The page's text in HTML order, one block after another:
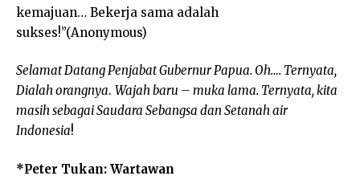
kemajuan… Bekerja sama adalah
sukses!”(Anonymous)
Selamat Datang Penjabat Gubernur Papua. Oh…. Ternyata,
Dialah orangnya. Wajah baru – muka lama. Ternyata, kita
masih sebagai Saudara Sebangsa dan Setanah air
Indonesia!
*Peter Tukan: Wartawan